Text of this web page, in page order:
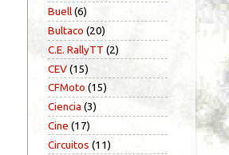
Buell(6)
Bultaco (20)
C.E. RallyTT (2)
CEV(15)
CFMoto (15)
Ciencia (3)
Cine (17)
Circuitos (11)